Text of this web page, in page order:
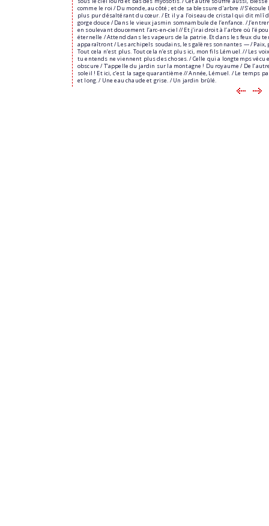
comme le roi / Du monde, au côté ; et de sa blessure d’arbre // S’écoule
plus pur désaltérant du cœur. / Et il y a l’oiseau de cristal qui dit mlî
gorge douce / Dans le vieux jasmin somnambule de l’enfance. /
en soulevant doucement l’arc-en-ciel // Et j’irai droit à l’arbre où
éternelle / Attend dans les vapeurs de la patrie. Et dans les feux du
apparaîtront / Les archipels soudains, les galères sonnantes — / Paix,
Tout cela n’est plus. Tout cela n’est plus ici, mon fils Lémuel. // Les
tu entends ne viennent plus des choses. / Celle qui a longtemps vécu
obscure / T’appelle du jardin sur la montagne ! Du royaume / De
soleil ! Et ici, c’est la sage quarantième // Année, Lémuel. / Le temps
et long. / Une eau chaude et grise. / Un jardin brûlé.